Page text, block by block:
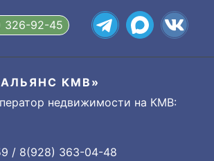
326-92-45
КМВ»
недвижимости на КМВ:
/ 8(928) 363-04-48